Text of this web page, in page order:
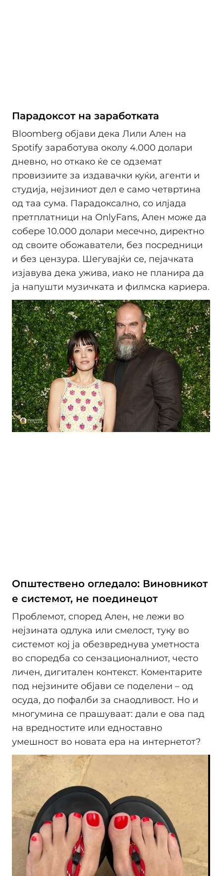
Парадоксот на заработката
Bloomberg објави дека Лили Ален на
Spotify заработува околу 4.000 долари
дневно, но откако ќе се одземат
провизиите за издавачки куќи, агенти и
студија, нејзиниот дел е само четвртина
од таа сума. Парадоксално, со илјада
претплатници на OnlyFans, Ален може да
собере 10.000 долари месечно, директно
од своите обожаватели, без посредници
и без цензура. Шегувајќи се, пејачката
изјавува дека ужива, иако не планира да
ја напушти музичката и филмска кариера.
Општествено огледало: Виновникот
е системот, не поединецот
Проблемот, според Ален, не лежи во
нејзината одлука или смелост, туку во
системот кој ја обезвреднува уметноста
во споредба со сензационалниот, често
личен, дигитален контекст. Коментарите
под нејзините објави се поделени – од
осуда, до пофалби за снаодливост. Но и
многумина се прашуваат: дали е ова пад
на вредностите или едноставно
умешност во новата ера на интернетот?